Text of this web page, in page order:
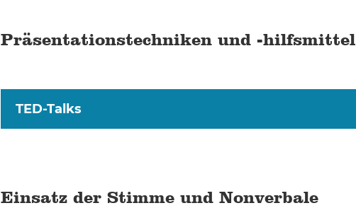
Präsentationstechniken und -hilfsmittel
TED-Talks
Einsatz der Stimme und Nonverbale